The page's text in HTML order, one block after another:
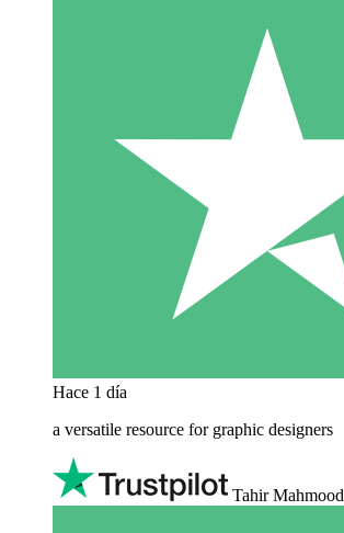
Hace 1 día
a versatile resource for graphic designers
Tahir Mahmood